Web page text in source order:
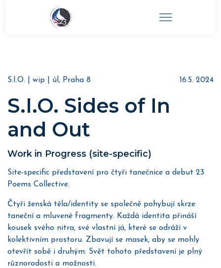
S.I.O. | wip | úl, Praha 8 16.5. 2024
S.I.O. Sides of In
and Out
Work in Progress (site-specific)
Site-specific představení pro čtyři tanečnice a debut 23
Poems Collective.
Čtyři ženská těla/identity se společně pohybují skrze
taneční a mluvené fragmenty. Každá identita přináší
kousek svého nitra, své vlastní já, které se odráží v
kolektivním prostoru. Zbavují se masek, aby se mohly
otevřít sobě i druhým. Svět tohoto představení je plný
různorodosti a možností.